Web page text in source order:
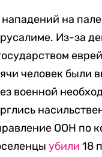
на
Из-за
человек были
военной
ООН по
убили 18